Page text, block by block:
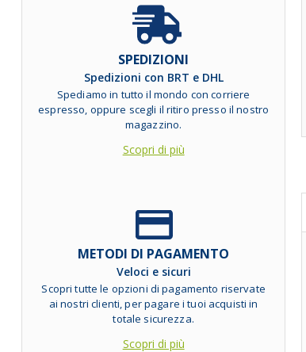
SPEDIZIONI
Spedizioni con BRT e DHL
Spediamo in tutto il mondo con corriere
espresso, oppure scegli il ritiro presso il nostro
magazzino.
Scopri di più
METODI DI PAGAMENTO
Veloci e sicuri
Scopri tutte le opzioni di pagamento riservate
ai nostri clienti, per pagare i tuoi acquisti in
totale sicurezza.
Scopri di più